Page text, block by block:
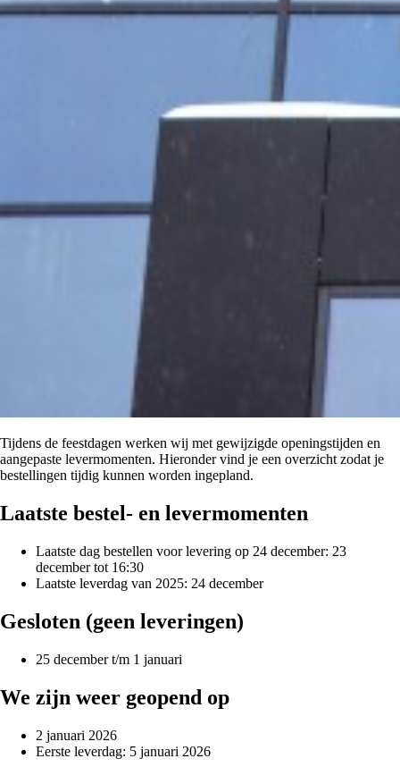
Tijdens de feestdagen werken wij met gewijzigde openingstijden en
aangepaste levermomenten. Hieronder vind je een overzicht zodat je
bestellingen tijdig kunnen worden ingepland.
Laatste bestel- en levermomenten
Laatste dag bestellen voor levering op 24 december: 23
december tot 16:30
Laatste leverdag van 2025: 24 december
Gesloten (geen leveringen)
25 december t/m 1 januari
We zijn weer geopend op
2 januari 2026
Eerste leverdag: 5 januari 2026